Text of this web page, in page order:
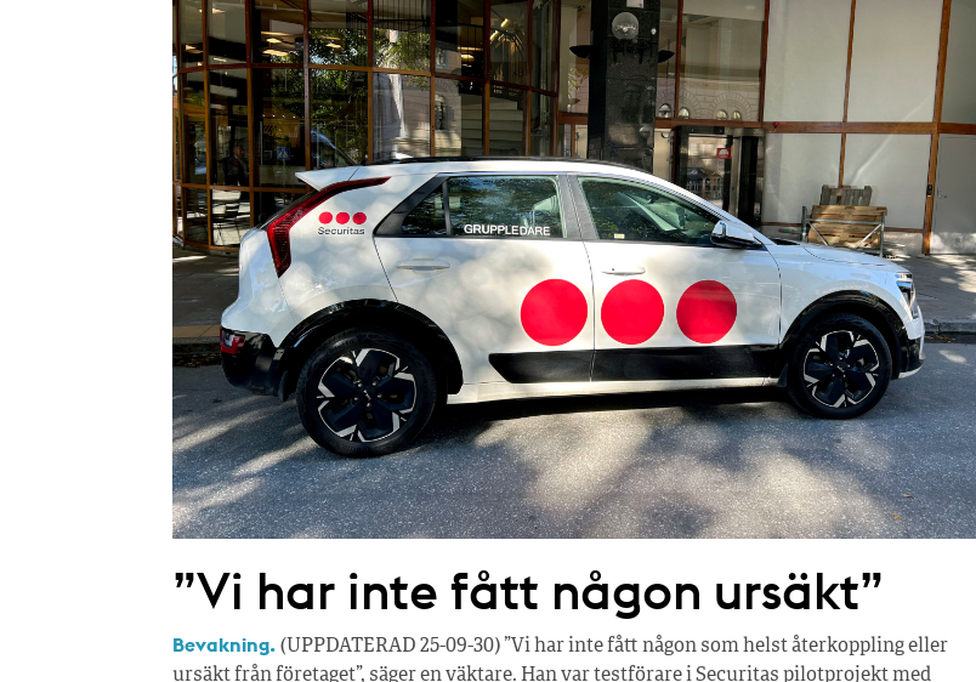
”Vi har inte fått någon ursäkt”
Bevakning. (UPPDATERAD 25-09-30) ”Vi har inte fått någon som helst återkoppling eller
ursäkt från företaget”, säger en väktare. Han var testförare i Securitas pilotprojekt med